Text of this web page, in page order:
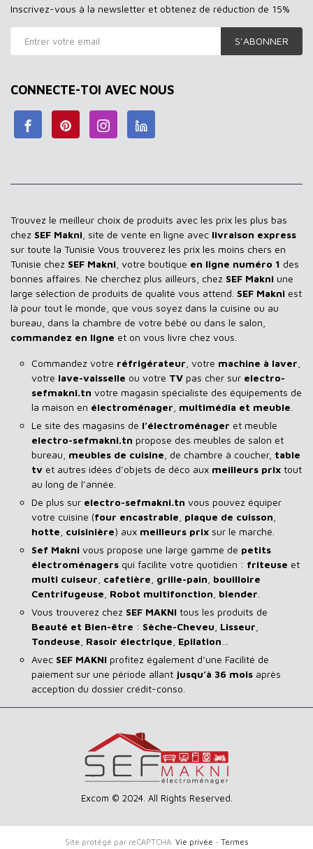
Inscrivez-vous à la newsletter et obtenez de réduction de 15%
S’ABONNER
CONNECTE-TOI AVEC NOUS
Trouvez le meilleur choix de produits avec les prix les plus bas
chez SEF Makni , site de vente en ligne avec livraison express
sur toute la Tunisie Vous trouverez les prix les moins chers en
Tunisie chez SEF Makni , votre boutique en ligne numéro 1 des
bonnes affaires. Ne cherchez plus ailleurs, chez SEF Makni une
large sélection de produits de qualité vous attend. SEF Makni est
là pour tout le monde, que vous soyez dans la cuisine ou au
bureau, dans la chambre de votre bébé ou dans le salon,
commandez en ligne et on vous livre chez vous.
Commandez votre réfrigérateur , votre machine à laver
votre lave-vaisselle ou votre TV pas cher sur electro-
sefmakni.tn votre magasin spécialiste des équipements de
la maison en électroménager multimédia et meuble
Le site des magasins de l’électroménager et meuble
electro-sefmakni.tn propose des meubles de salon et
bureau, meubles de cuisine , de chambre à coucher, table
tv et autres idées d’objets de déco aux meilleurs prix tout
au long de l’année.
De plus sur electro-sefmakni.tn vous pouvez équiper
votre cuisine (four encastrable plaque de cuisson
hotte cuisinière) aux meilleurs prix sur le marché.
Sef Makni vous propose une large gamme de petits
électroménagers qui facilite votre quotidien : friteuse et
multi cuiseur cafetière grille-pain bouilloire
Centrifugeuse Robot multifonction blender
Vous trouverez chez SEF MAKNI tous les produits de
Beauté et Bien-être : Sèche-Cheveu Lisseur
Tondeuse Rasoir électrique Epilation
Avec SEF MAKNI profitez également d’une Facilité de
paiement sur une période allant jusqu’à 36 mois après
acception du dossier crédit-conso.
Excom © 2024. All Rights Reserved.
Site protégé par reCAPTCHA. Vie privée - Termes